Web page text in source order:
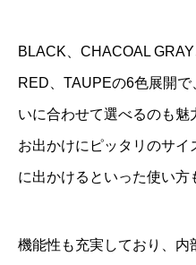
BLACK、CHACOAL
RED、TAUPEの6色展開
いに合わせて選べるのも魅
お出かけにピッタリのサ
に出かけるといった使い方
機能性も充実しており、内